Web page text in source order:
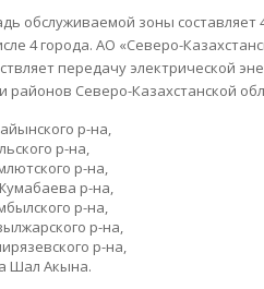
обслуживаемой зоны составляет
4 города. АО «Северо-
передачу электрической
районов Северо-Казахстанской
р-на,
р-на,
р-на,
р-на,
р-на,
р-на,
р-на,
Шал Акына.